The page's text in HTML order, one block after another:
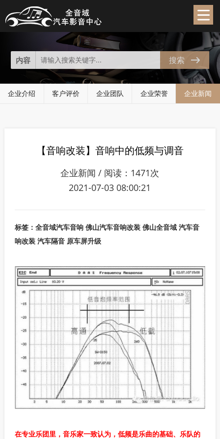
企业新闻
News
内容 搜索
企业介绍 客户评价 企业团队 企业荣誉 企业新闻
【音响改装】音响中的低频与调音
企业新闻 / 阅读：1471次
2021-07-03 08:00:21
标签：全音域汽车音响 佛山汽车音响改装 佛山全音域 汽车音
响改装 汽车隔音 原车屏升级
在专业乐团里，音乐家一致认为，低频是乐曲的基础、乐队的